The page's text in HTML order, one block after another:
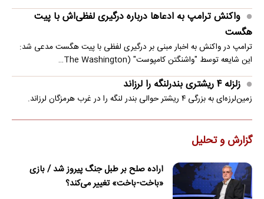
واکنش ترامپ به ادعاها درباره درگیری لفظی‌اش با پیت
هگست
ترامپ در واکنش به اخبار مبنی بر درگیری لفظی با پیت هگست مدعی شد:
این شایعه توسط "واشنگتن کامپوست" (The Washington…
زلزله ۴ ریشتری بندرلنگه را لرزاند
زمین‌لرزه‌ای به بزرگی ۴ ریشتر حوالی بندر لنگه را در غرب هرمزگان لرزاند.
گزارش و تحلیل
اراده صلح بر طبل جنگ پیروز شد / بازی
«باخت-باخت» تغییر می‌کند؟